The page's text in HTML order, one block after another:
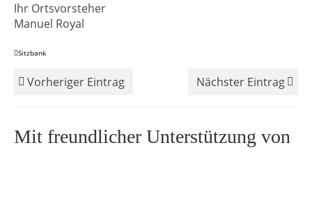
Ihr Ortsvorsteher
Manuel Royal
Sitzbank
Vorheriger Eintrag Nächster Eintrag
Mit freundlicher Unterstützung von